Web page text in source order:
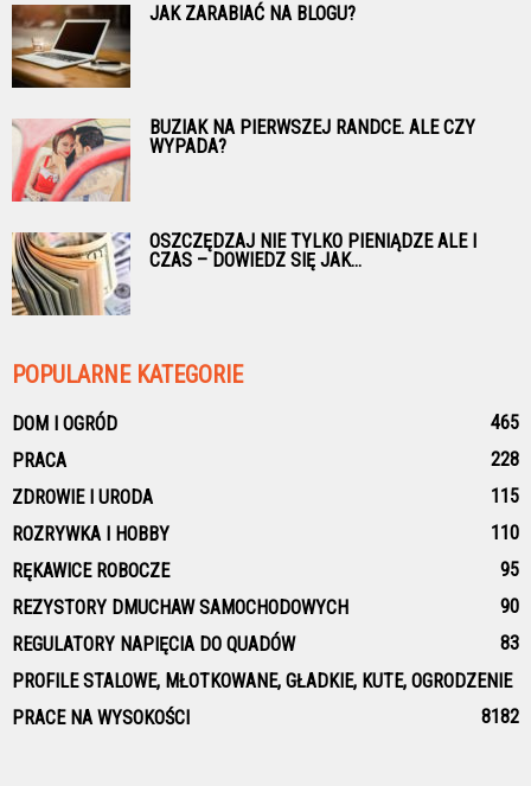
JAK ZARABIAĆ NA BLOGU?
BUZIAK NA PIERWSZEJ RANDCE. ALE CZY
WYPADA?
OSZCZĘDZAJ NIE TYLKO PIENIĄDZE ALE I
CZAS – DOWIEDZ SIĘ JAK...
POPULARNE KATEGORIE
DOM I OGRÓD
465
PRACA
228
ZDROWIE I URODA
115
ROZRYWKA I HOBBY
110
RĘKAWICE ROBOCZE
95
REZYSTORY DMUCHAW SAMOCHODOWYCH
90
REGULATORY NAPIĘCIA DO QUADÓW
83
PROFILE STALOWE, MŁOTKOWANE, GŁADKIE, KUTE, OGRODZENIE
82
PRACE NA WYSOKOŚCI 81